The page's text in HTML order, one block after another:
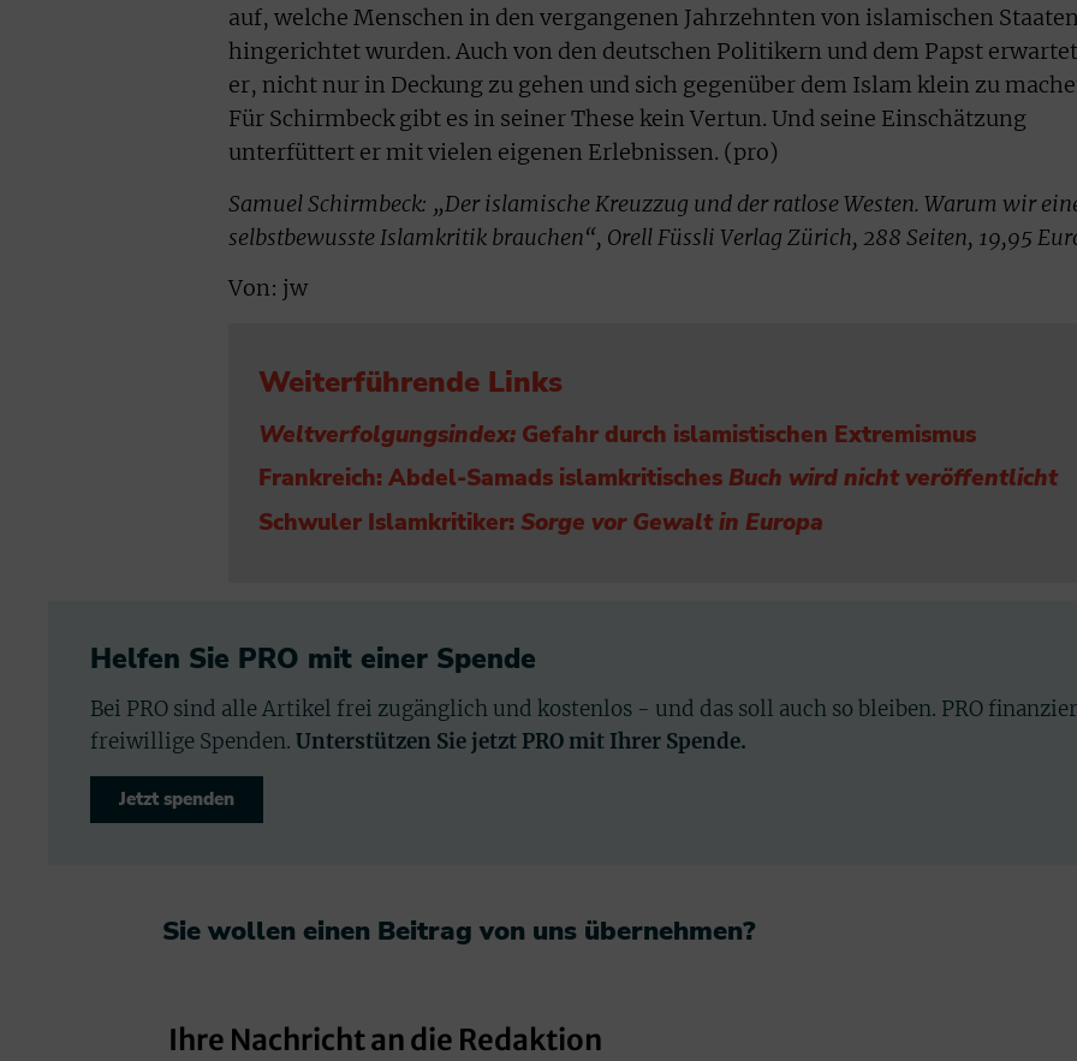
auf, welche Menschen in den vergangenen Jahrzehnten von islamischen Staaten
hingerichtet wurden. Auch von den deutschen Politikern und dem Papst erwartet
er, nicht nur in Deckung zu gehen und sich gegenüber dem Islam klein zu
Für Schirmbeck gibt es in seiner These kein Vertun. Und seine Einschätzung
unterfüttert er mit vielen eigenen Erlebnissen. (pro)
Samuel Schirmbeck: „Der islamische Kreuzzug und der ratlose Westen. Warum wir
selbstbewusste Islamkritik brauchen“, Orell Füssli Verlag Zürich, 288 Seiten, 19,95
Von: jw
Weiterführende Links
Weltverfolgungsindex: Gefahr durch islamistischen Extremismus
Frankreich: Abdel-Samads islamkritischesBuch wird nicht veröffentlicht
Schwuler Islamkritiker: Sorge vor Gewalt in Europa
Helfen Sie PRO mit einer Spende
Bei PRO sind alle Artikel frei zugänglich und kostenlos - und das soll auch so bleiben. PRO
freiwillige Spenden. Unterstützen Sie jetzt PRO mit Ihrer Spende.
Jetzt spenden
Sie wollen einen Beitrag von uns übernehmen?​
Ihre Nachricht an die Redaktion